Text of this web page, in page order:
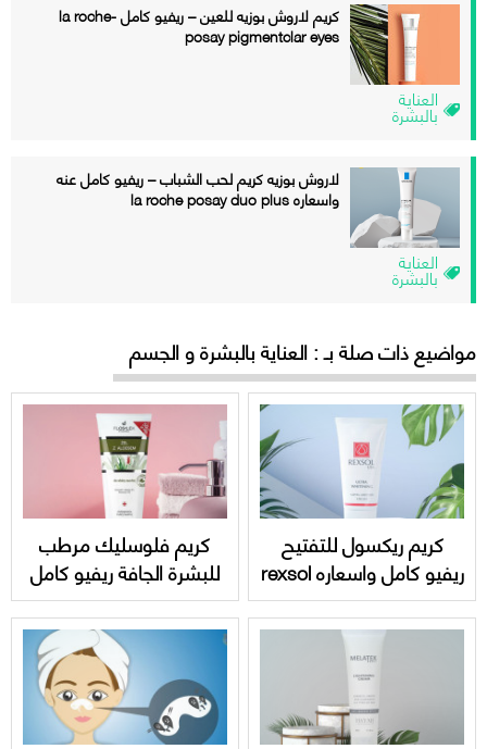
العناية
بالبشرة
كريم لاروش بوزيه للعين – ريفيو كامل la roche-
posay pigmentclar eyes
العناية
بالبشرة
لاروش بوزيه كريم لحب الشباب – ريفيو كامل عنه
واسعاره la roche posay duo plus
مواضيع ذات صلة بـ : العناية بالبشرة و الجسم
كريم ريكسول للتفتيح
ريفيو كامل واسعاره rexsol
ultra whitening
كريم فلوسليك مرطب
للبشرة الجافة ريفيو كامل
واسعاره floslek cream
Aloe gel